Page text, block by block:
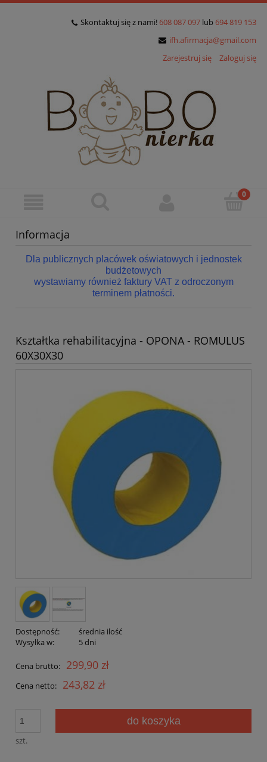
Skontaktuj się z nami! 608 087 097 lub 694 819 153
ifh.afirmacja@gmail.com
Zarejestruj się
Zaloguj się
Informacja
Dla publicznych placówek oświatowych i jednostek
budżetowych
wystawiamy również faktury VAT z odroczonym
terminem płatności.
Kształtka rehabilitacyjna - OPONA - ROMULUS
60X30X30
Dostępność:
średnia ilość
Wysyłka w:
5 dni
Cena brutto: 299,90 zł
Cena netto: 243,82 zł
szt.
do koszyka